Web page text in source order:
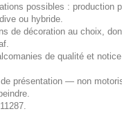
possibles : production
ou hybride.
de décoration au choix,
de qualité et
présentation — non